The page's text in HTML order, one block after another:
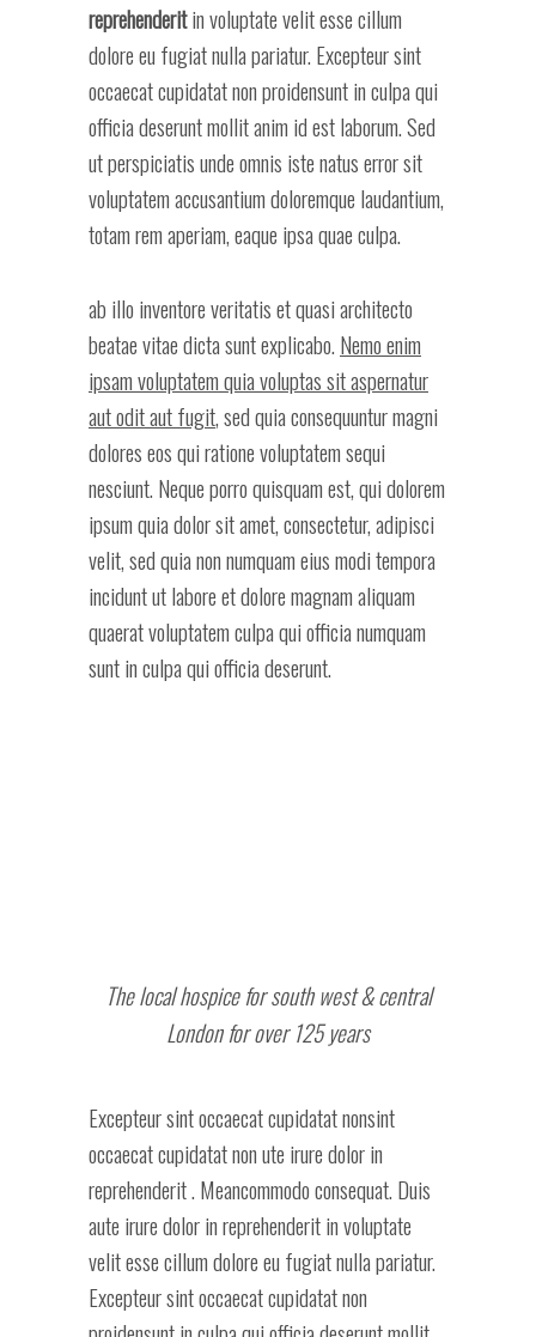
reprehenderitin voluptate velit esse cillum
dolore eu fugiat nulla pariatur. Excepteur sint
occaecat cupidatat non proidensunt in culpa qui
officia deserunt mollit anim id est laborum. Sed
ut perspiciatis unde omnis iste natus error sit
voluptatem accusantium doloremque laudantium,
totam rem aperiam, eaque ipsa quae culpa.
ab illo inventore veritatis et quasi architecto
beatae vitae dicta sunt explicabo. Nemo enim
ipsam voluptatem quia voluptas sit aspernatur
aut odit aut fugit, sed quia consequuntur magni
dolores eos qui ratione voluptatem sequi
nesciunt. Neque porro quisquam est, qui dolorem
ipsum quia dolor sit amet, consectetur, adipisci
velit, sed quia non numquam eius modi tempora
incidunt ut labore et dolore magnam aliquam
quaerat voluptatem culpa qui officia numquam
sunt in culpa qui officia deserunt.
The local hospice for south west & central
London for over 125 years
Excepteur sint occaecat cupidatat nonsint
occaecat cupidatat non ute irure dolor in
reprehenderit . Meancommodo consequat. Duis
aute irure dolor in reprehenderit in voluptate
velit esse cillum dolore eu fugiat nulla pariatur.
Excepteur sint occaecat cupidatat non